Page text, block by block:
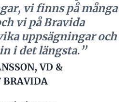
SÅ PÅVERKAR
STÖRSTA
SÅ FUNGERAR
FÖR FÖRETAG OCH